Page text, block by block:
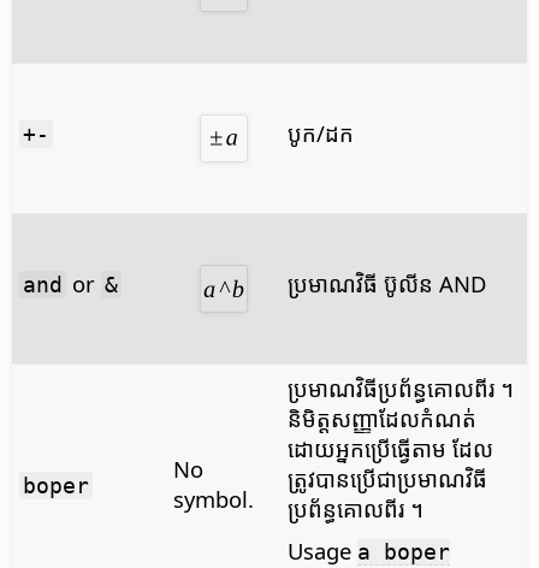
+- បូក​/ដក
and or & ប្រមាណ​វិធី ប៊ូលីន AND
boper
No
symbol.
ប្រមាណ​វិធី​ប្រព័ន្ធ​គោល​ពីរ ។
និមិត្ត​សញ្ញា​ដែល​កំណត់​
ដោយ​អ្នក​ប្រើ​ធ្វើ​តាម ដែល​
ត្រូវ​បាន​ប្រើ​ជា​ប្រមាណ​វិធី​
ប្រព័ន្ធ​គោល​ពីរ ។
Usage a boper